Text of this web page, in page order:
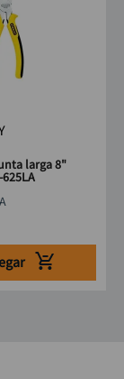
larga 8"
625LA